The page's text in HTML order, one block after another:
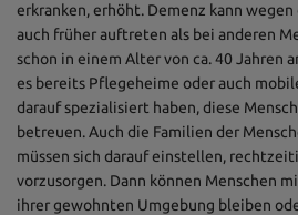
erkranken, erhöht. Demenz kann
auch früher auftreten als bei anderen
schon in einem Alter von ca. 40 Jahren
es bereits Pflegeheime oder auch
darauf spezialisiert haben, diese
betreuen. Auch die Familien der
müssen sich darauf einstellen,
vorzusorgen. Dann können Menschen
ihrer gewohnten Umgebung bleiben